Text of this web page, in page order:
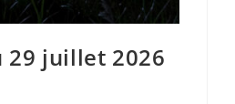
29 juillet 2026